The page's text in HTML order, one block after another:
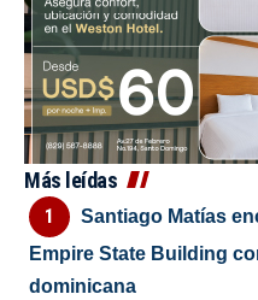
Más leídas
Santiago Matías
Empire State Building
dominicana